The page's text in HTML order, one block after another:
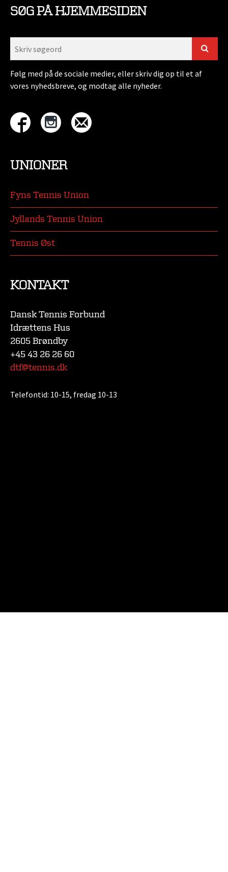
SØG PÅ HJEMMESIDEN
Følg med på de sociale medier, eller skriv dig op til et af
vores nyhedsbreve, og modtag alle nyheder.
UNIONER
Fyns Tennis Union
Jyllands Tennis Union
Tennis Øst
KONTAKT
Dansk Tennis Forbund
Idrættens Hus
2605 Brøndby
+45 43 26 26 60
dtf@tennis.dk
Telefontid: 10-15, fredag 10-13